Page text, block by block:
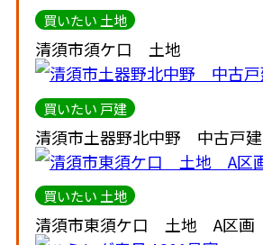
買いたい 土地
清須市須ケ口 土地
買いたい 戸建
清須市土器野北中野 中古戸建
買いたい 土地
清須市東須ケ口 土地 A区画